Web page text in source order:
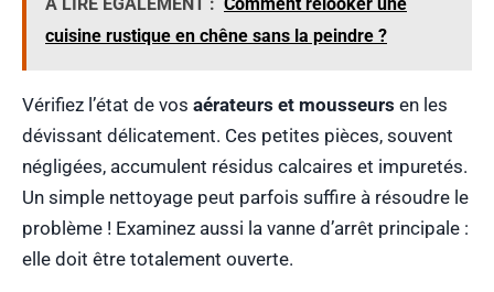
cuisine rustique en chêne sans la peindre ?
Vérifiez l’état de vos aérateurs et mousseurs en les
dévissant délicatement. Ces petites pièces, souvent
négligées, accumulent résidus calcaires et impuretés.
Un simple nettoyage peut parfois suffire à résoudre le
problème ! Examinez aussi la vanne d’arrêt principale :
elle doit être totalement ouverte.